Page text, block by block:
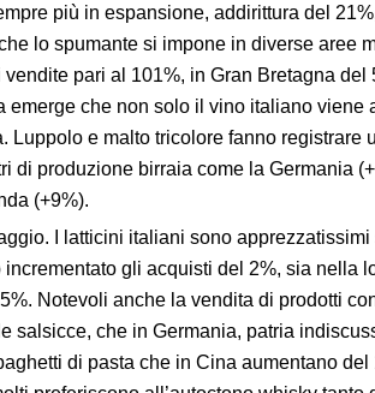
più in espansione, addirittura del
lo spumante si impone in diverse aree
pari al 101%, in Gran Bretagna del
emerge che non solo il vino italiano viene
Luppolo e malto tricolore fanno registrare
di produzione birraia come la Germania
(+9%).
I latticini italiani sono
gli acquisti del 2%, sia nella
Notevoli anche la vendita di prodotti
salsicce, che in Germania, patria
di pasta che in Cina aumentano